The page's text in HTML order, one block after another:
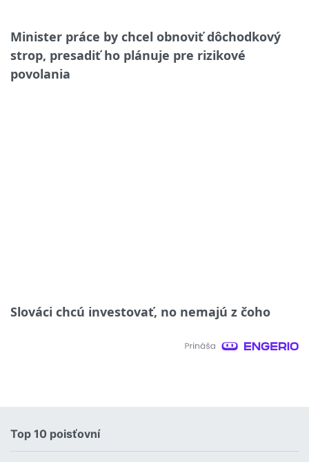
Minister práce by chcel obnoviť dôchodkový
strop, presadiť ho plánuje pre rizikové
povolania
Slováci chcú investovať, no nemajú z čoho
Top 10 poisťovní